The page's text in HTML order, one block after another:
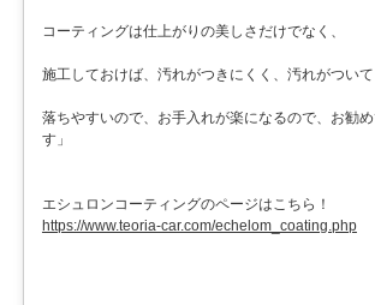
コーティングは仕上がりの美しさだけでなく、
施工しておけば、汚れがつきにくく、汚れがついて
落ちやすいので、お手入れが楽になるので、お勧
す」
エシュロンコーティングのページはこちら！
https://www.teoria-car.com/echelom_coating.php